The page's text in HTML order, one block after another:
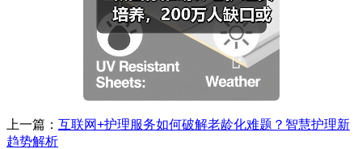
上一篇： 互联网+护理服务如何破解老龄化难题？智慧护理新
趋势解析